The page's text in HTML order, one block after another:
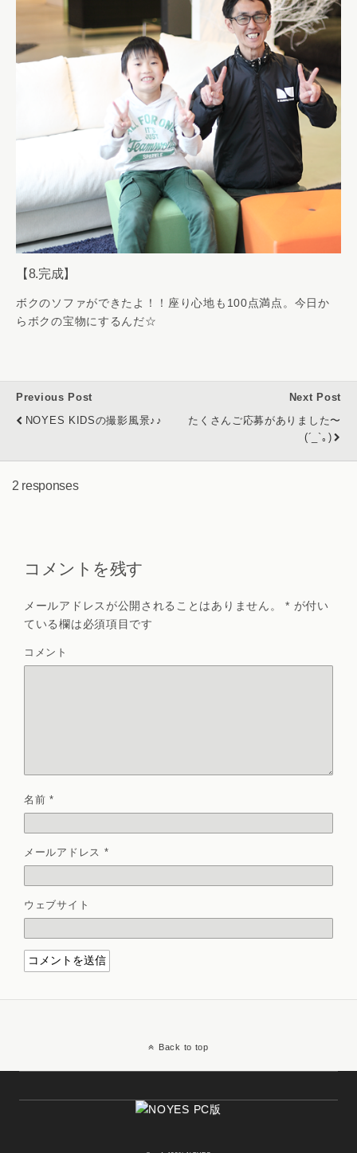
【8.完成】
ボクのソファができたよ！！座り心地も100点満点。今日か
らボクの宝物にするんだ☆
Previous Post
NOYES KIDSの撮影風景♪♪
Next Post
たくさんご応募がありました〜
(´_`｡)
2 responses
コメントを残す
メールアドレスが公開されることはありません。 * が付い
ている欄は必須項目です
コメント
名前*
メールアドレス *
ウェブサイト
Back to top